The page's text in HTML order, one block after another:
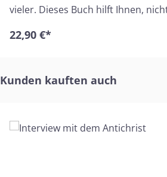
vieler. Dieses Buch hilft Ihnen,
vertreten und mit Klarheit und
Bibel unterdrückt. So führt die
bahnbrechenden Buch helfen
22,90 €*
Produktgalerie überspringen
Kunden kauften auch